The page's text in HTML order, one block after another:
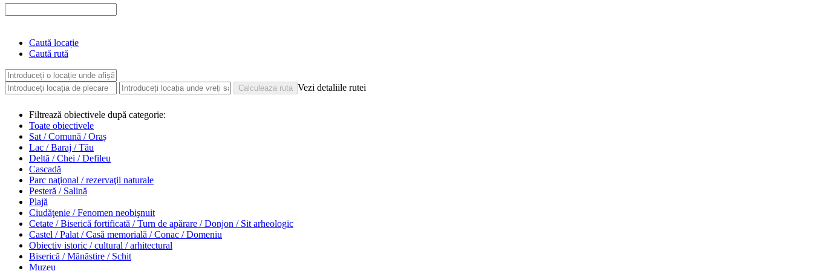
Caută locație
Caută rută
Vezi detaliile rutei
Filtrează obiectivele după categorie:
Toate obiectivele
Sat / Comună / Oraș
Lac / Baraj / Tău
Deltă / Chei / Defileu
Cascadă
Parc naţional / rezervaţii naturale
Pesteră / Salină
Plajă
Ciudăţenie / Fenomen neobişnuit
Cetate / Biserică fortificată / Turn de apărare / Donjon / Sit arheologic
Castel / Palat / Casă memorială / Conac / Domeniu
Obiectiv istoric / cultural / arhitectural
Biserică / Mănăstire / Schit
Muzeu